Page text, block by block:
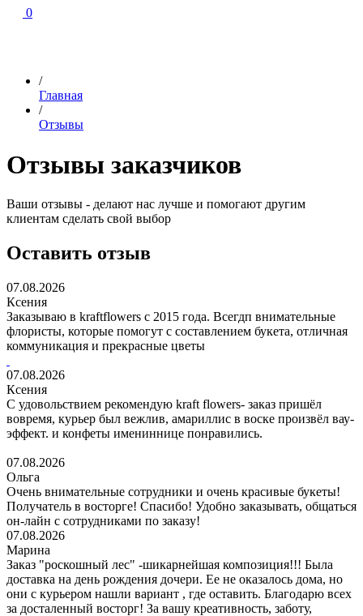
0
/
Главная
/
Отзывы
Отзывы заказчиков
Ваши отзывы - делают нас лучше и помогают другим
клиентам сделать свой выбор
Оставить отзыв
07.08.2026
Ксения
Заказываю в kraftflowers с 2015 года. Всегдп внимательные
флористы, которые помогут с составлением букета, отличная
коммуникация и прекрасные цветы
07.08.2026
Ксения
С удовольствием рекомендую kraft flowers- заказ пришёл
вовремя, курьер был вежлив, амариллис в воске произвёл вау-
эффект. и конфеты имениннице понравились.
07.08.2026
Ольга
Очень внимательные сотрудники и очень красивые букеты!
Получатель в восторге! Спасибо! Удобно заказывать, общаться
он-лайн с сотрудниками по заказу!
07.08.2026
Марина
Заказ "роскошный лес" -шикарнейшая композиция!!! Была
доставка на день рождения дочери. Ее не оказалось дома, но
они с курьером нашли вариант , где оставить. Благодарю всех
за досталенный восторг! За вашу креативность, заботу,